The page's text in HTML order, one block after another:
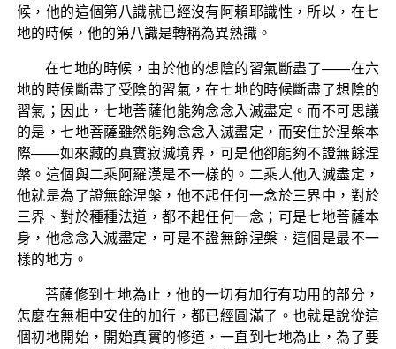
候，他的這個第八識就已經沒有阿賴耶識性，所以，在七
地的時候，他的第八識是轉稱為異熟識。
在七地的時候，由於他的想陰的習氣斷盡了——在六
地的時候斷盡了受陰的習氣，在七地的時候斷盡了想陰的
習氣；因此，七地菩薩他能夠念念入滅盡定。而不可思議
的是，七地菩薩雖然能夠念念入滅盡定，而安住於涅槃本
際——如來藏的真實寂滅境界，可是他卻能夠不證無餘涅
槃。這個與二乘阿羅漢是不一樣的。二乘人他入滅盡定，
他就是為了證無餘涅槃，他不起任何一念於三界中，對於
三界、對於種種法道，都不起任何一念；可是七地菩薩本
身，他念念入滅盡定，可是不證無餘涅槃，這個是最不一
樣的地方。
菩薩修到七地為止，他的一切有加行有功用的部分，
怎麼在無相中安住的加行，都已經圓滿了。也就是說從這
個初地開始，開始真實的修道，一直到七地為止，為了要